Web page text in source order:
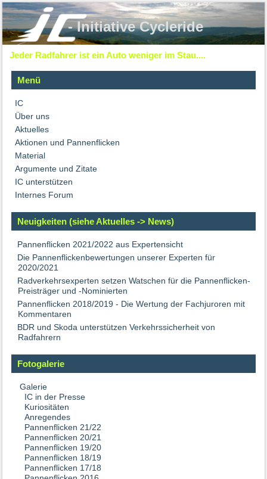
- Initiative Cycleride
Jeder Radfahrer ist ein Auto weniger im Stau....
Menü
IC
Über uns
Aktuelles
Aktionen und Pannenflicken
Material
Argumente und Zitate
IC unterstützen
Internes Forum
Neuigkeiten (siehe Aktuelles -> News)
Pannenflicken 2021/2022 aus Expertensicht
Die Pannenflickenbewertungen unserer Experten für
2020/2021
Radverkehrsexperten setzen Watschen für die Pannenflicken-
Preisträger und -Nominierten
Pannenflicken 2018/2019 - Die Wertung der Fachjuroren mit
Kommentaren
BDR und Skoda unterstützen Verkehrssicherheit von
Radfahrern
Fotogalerie
Galerie
IC in der Presse
Kuriositäten
Anregendes
Pannenflicken 21/22
Pannenflicken 20/21
Pannenflicken 19/20
Pannenflicken 18/19
Pannenflicken 17/18